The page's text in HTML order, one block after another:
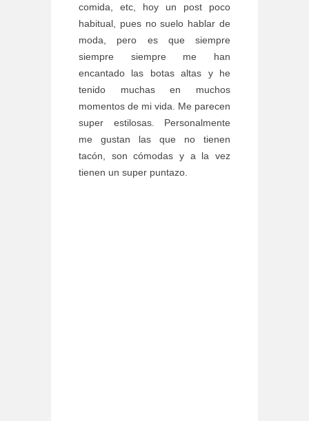
comida, etc, hoy un post poco
habitual, pues no suelo hablar de
moda, pero es que siempre
siempre siempre me han
encantado las botas altas y he
tenido muchas en muchos
momentos de mi vida. Me parecen
super estilosas. Personalmente
me gustan las que no tienen
tacón, son cómodas y a la vez
tienen un super puntazo.